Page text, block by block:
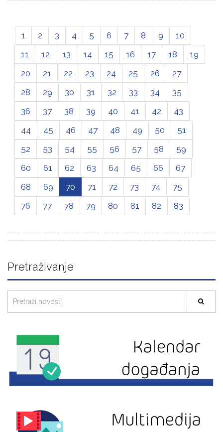
1 2 3 4 5 6 7 8 9
10
11
12 13 14 15 16 17 18
19
20
21 22 23 24 25 26
27
28
29 30 31 32 33 34
35
36
37 38 39 40 41 42
43
44
45 46 47 48 49 50
51
52
53 54 55 56 57 58
59
60
61 62 63 64 65 66
67
68
69 70 71 72 73 74
75
76
77 78 79 80 81 82 83
Pretraživanje